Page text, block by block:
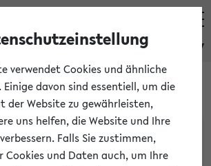
eKVV
verwendet Cookies und ähnliche
Einige davon sind essentiell, um die
der Website zu gewährleisten,
uns helfen, die Website und Ihre
Falls Sie zustimmen,
Cookies und Daten auch, um Ihre